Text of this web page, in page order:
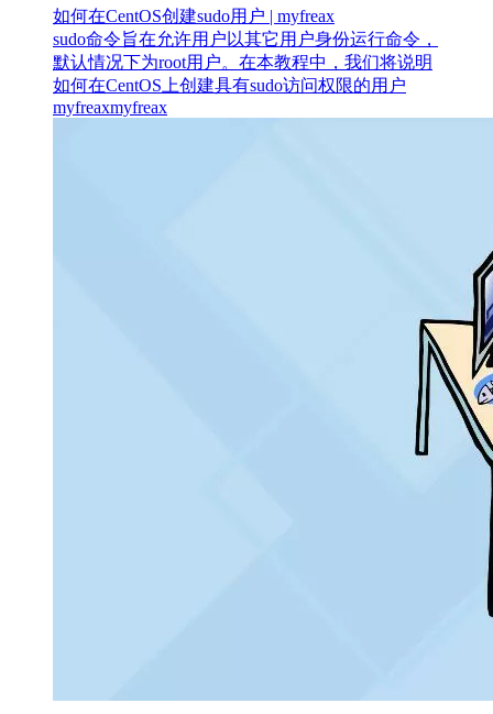
如何在CentOS创建sudo用户 | myfreax
sudo命令旨在允许用户以其它用户身份运行命令，
默认情况下为root用户。在本教程中，我们将说明
如何在CentOS上创建具有sudo访问权限的用户
myfreaxmyfreax